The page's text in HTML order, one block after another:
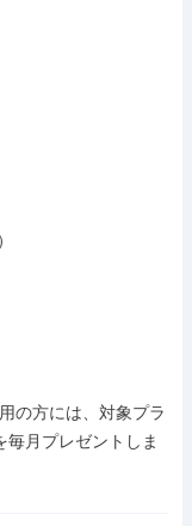
の方には、対象プラ
毎月プレゼントしま